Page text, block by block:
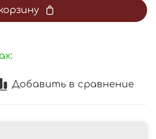
Добавить в сравнение